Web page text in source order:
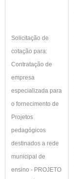
Solicitação de
cotação para:
Contratação de
empresa
especializada para
o fornecimento de
Projetos
pedagógicos
destinados a rede
municipal de
ensino - PROJETO